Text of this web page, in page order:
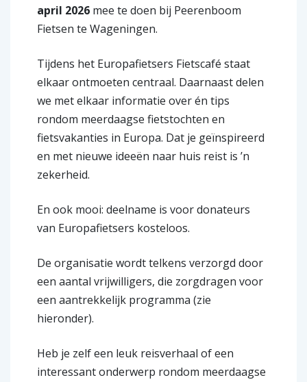
april 2026 mee te doen bij Peerenboom
Fietsen te Wageningen.
Tijdens het Europafietsers Fietscafé staat
elkaar ontmoeten centraal. Daarnaast delen
we met elkaar informatie over én tips
rondom meerdaagse fietstochten en
fietsvakanties in Europa. Dat je geïnspireerd
en met nieuwe ideeën naar huis reist is ’n
zekerheid.
En ook mooi: deelname is voor donateurs
van Europafietsers kosteloos.
De organisatie wordt telkens verzorgd door
een aantal vrijwilligers, die zorgdragen voor
een aantrekkelijk programma (zie
hieronder).
Heb je zelf een leuk reisverhaal of een
interessant onderwerp rondom meerdaagse